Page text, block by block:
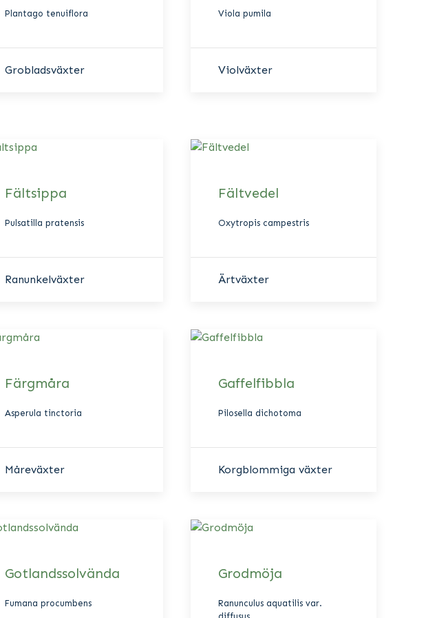
Plantago tenuiflora
Grobladsväxter
Viola pumila
Violväxter
Fältsippa
Pulsatilla pratensis
Ranunkelväxter
Fältvedel
Oxytropis campestris
Ärtväxter
Färgmåra
Asperula tinctoria
Måreväxter
Gaffelfibbla
Pilosella dichotoma
Korgblommiga växter
Gotlandssolvända
Fumana procumbens
Grodmöja
Ranunculus aquatilis var.